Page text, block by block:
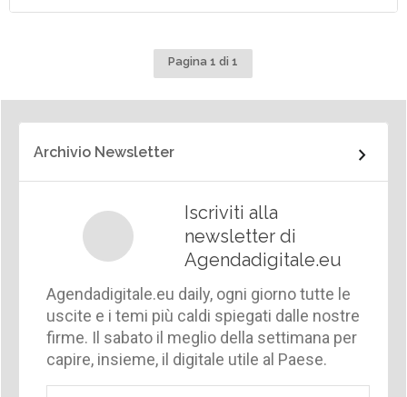
Pagina 1 di 1
Archivio Newsletter
Iscriviti alla
newsletter di
Agendadigitale.eu
Agendadigitale.eu daily, ogni giorno tutte le
uscite e i temi più caldi spiegati dalle nostre
firme. Il sabato il meglio della settimana per
capire, insieme, il digitale utile al Paese.